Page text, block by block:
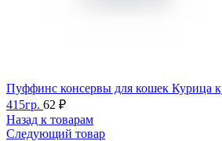
Пуффинс консервы для кошек Курица
415гр. 62 ₽
Назад к товарам
Следующий товар